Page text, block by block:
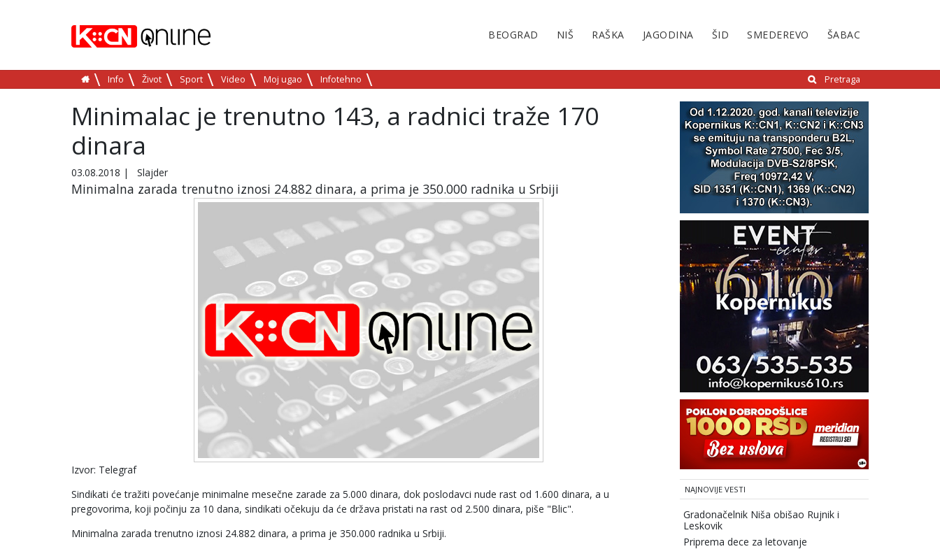
BEOGRAD NIŠ RAŠKA JAGODINA ŠID SMEDEREVO ŠABAC
Info Život Sport Video Moj ugao Infotehno Pretraga
Minimalac je trenutno 143, a radnici traže 170
dinara
03.08.2018 | Slajder
Minimalna zarada trenutno iznosi 24.882 dinara, a prima je 350.000 radnika u Srbiji
Izvor: Telegraf
Sindikati će tražiti povećanje minimalne mesečne zarade za 5.000 dinara, dok poslodavci nude rast od 1.600 dinara, a u
pregovorima, koji počinju za 10 dana, sindikati očekuju da će država pristati na rast od 2.500 dinara, piše "Blic".
Minimalna zarada trenutno iznosi 24.882 dinara, a prima je 350.000 radnika u Srbiji.
NAJNOVIJE VESTI
Gradonačelnik Niša obišao Rujnik i
Leskovik
Priprema dece za letovanje